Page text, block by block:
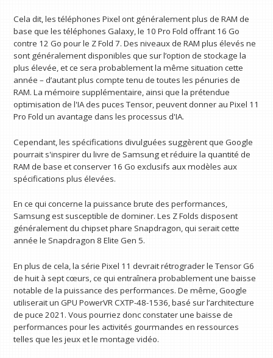
Cela dit, les téléphones Pixel ont généralement plus de RAM de
base que les téléphones Galaxy, le 10 Pro Fold offrant 16 Go
contre 12 Go pour le Z Fold 7. Des niveaux de RAM plus élevés ne
sont généralement disponibles que sur l’option de stockage la
plus élevée, et ce sera probablement la même situation cette
année – d’autant plus compte tenu de toutes les pénuries de
RAM. La mémoire supplémentaire, ainsi que la prétendue
optimisation de l'IA des puces Tensor, peuvent donner au Pixel 11
Pro Fold un avantage dans les processus d'IA.
Cependant, les spécifications divulguées suggèrent que Google
pourrait s'inspirer du livre de Samsung et réduire la quantité de
RAM de base et conserver 16 Go exclusifs aux modèles aux
spécifications plus élevées.
En ce qui concerne la puissance brute des performances,
Samsung est susceptible de dominer. Les Z Folds disposent
généralement du chipset phare Snapdragon, qui serait cette
année le Snapdragon 8 Elite Gen 5.
En plus de cela, la série Pixel 11 devrait rétrograder le Tensor G6
de huit à sept cœurs, ce qui entraînera probablement une baisse
notable de la puissance des performances. De même, Google
utiliserait un GPU PowerVR CXTP-48-1536, basé sur l’architecture
de puce 2021. Vous pourriez donc constater une baisse de
performances pour les activités gourmandes en ressources
telles que les jeux et le montage vidéo.